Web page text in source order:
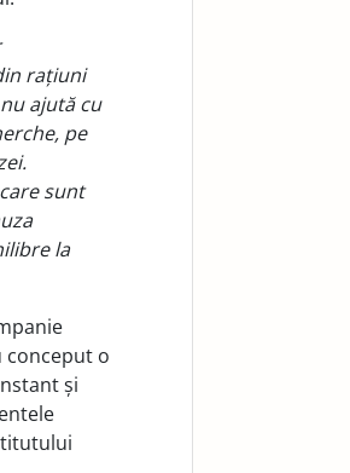
rațiuni
ajută cu
pe
sunt
la
conceput o
și